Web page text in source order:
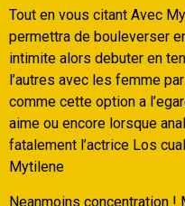
Tout en vous citant Avec
permettra de bouleverser
intimite alors debuter en
l’autres avec les femme
comme cette option a
aime ou encore lorsque
fatalement l’actrice Los
Mytilene
Neanmoins concentration !